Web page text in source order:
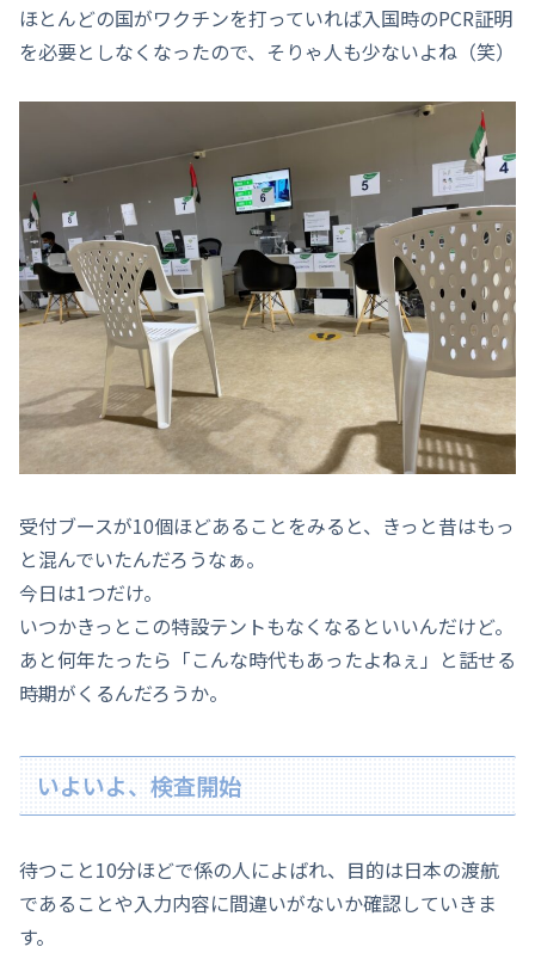
ほとんどの国がワクチンを打っていれば入国時のPCR証明
を必要としなくなったので、そりゃ人も少ないよね（笑）
受付ブースが10個ほどあることをみると、きっと昔はもっ
と混んでいたんだろうなぁ。
今日は1つだけ。
いつかきっとこの特設テントもなくなるといいんだけど。
あと何年たったら「こんな時代もあったよねぇ」と話せる
時期がくるんだろうか。
いよいよ、検査開始
待つこと10分ほどで係の人によばれ、目的は日本の渡航
であることや入力内容に間違いがないか確認していきま
す。